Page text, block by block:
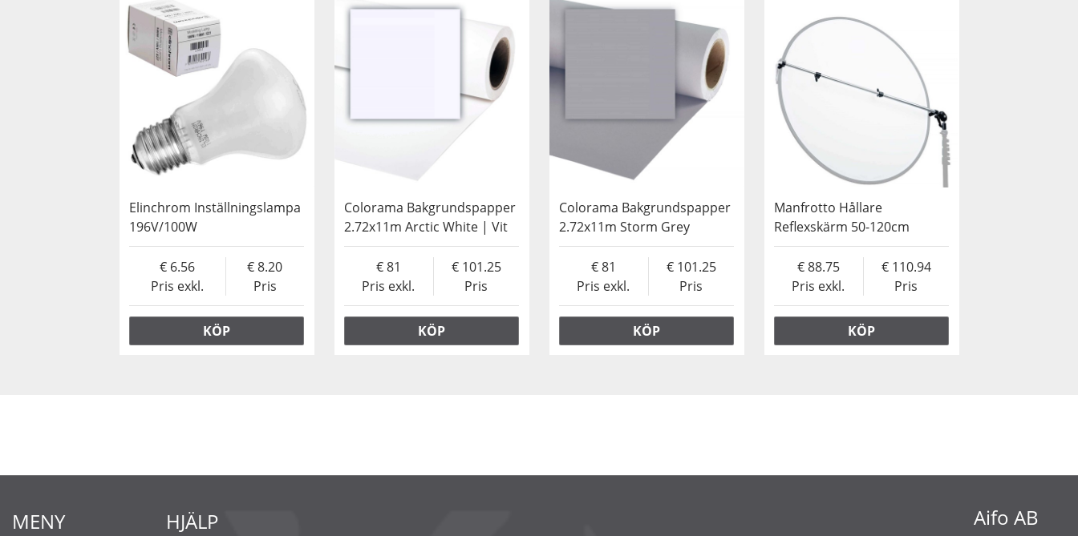
Elinchrom Inställningslampa
196V/100W
Pris exkl.
6.56
Pris
8.20
KÖP
Colorama Bakgrundspapper
2.72x11m Arctic White | Vit
Pris exkl.
81
Pris
101.25
KÖP
Colorama Bakgrundspapper
2.72x11m Storm Grey
Pris exkl.
81
Pris
101.25
KÖP
Manfrotto Hållare
Reflexskärm 50-120cm
Pris exkl.
88.75
Pris
110.94
KÖP
Aifo AB
MENY HJÄLP